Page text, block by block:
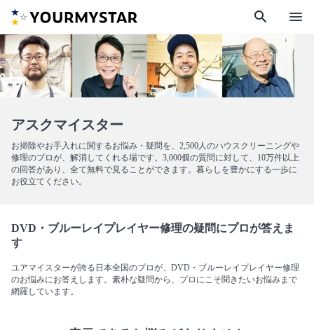
search menu
アスクマイスター
お掃除やお手入れに関するお悩み・疑問を、2,500人のハウスクリーニングや
修理のプロが、解消してくれる場です。3,000個の質問に対して、10万件以上
の回答があり、全て無料で見ることができます。暮らしを豊かにする一歩に
お役立てください。
DVD・ブルーレイプレイヤー修理の疑問にプロが答えま
す
ユアマイスターが誇る日本全国のプロが、DVD・ブルーレイプレイヤー修理
のお悩みにお答えします。素朴な疑問から、プロにこそ聞きたいお悩みまで
網羅しています。